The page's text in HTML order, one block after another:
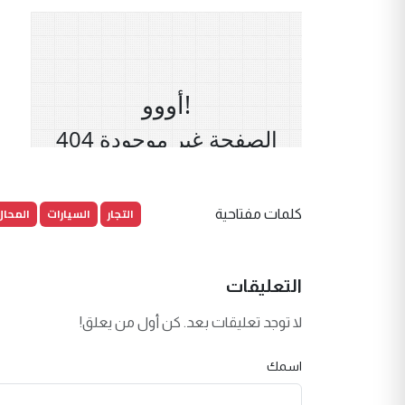
كلمات مفتاحية التجار السيارات
التعليقات
لا توجد تعليقات بعد. كن أول من يعلق!
اسمك